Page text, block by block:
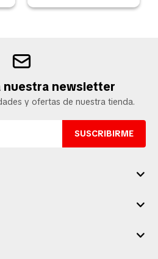
nuestra newsletter
y ofertas de nuestra tienda.
SUSCRIBIRME